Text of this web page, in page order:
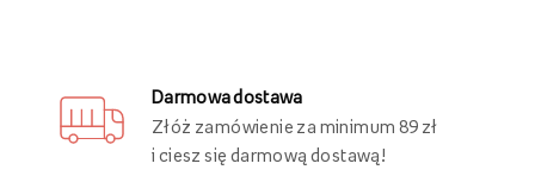
Darmowa dostawa
Złóż zamówienie za minimum 89 zł
i ciesz się darmową dostawą!